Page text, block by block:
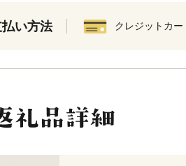
い方法 クレジットカー